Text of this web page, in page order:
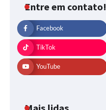
Entre em contato!
Facebook
TikTok
YouTube